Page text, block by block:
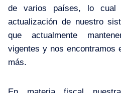
de varios países, lo cual
actualización de nuestro
que actualmente
vigentes y nos encontramos
más.